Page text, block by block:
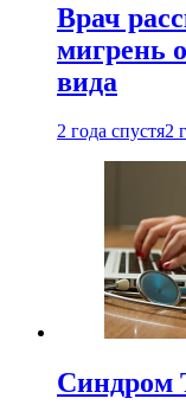
Врач
мигрень
вида
2 года спустя2
Синдром